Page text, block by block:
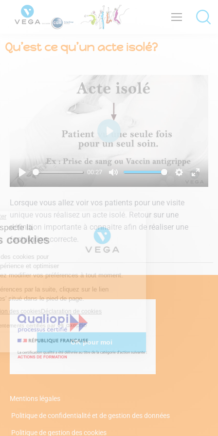
Qu’est ce qu’un acte isolé?
00:27
Settings
Enter
Play
Lorsque vous allez voir vos patients pour une visite
unique vous réalisez un acte isolé. Retour sur une
définition importante à connaitre afin de réaliser une
facturation correcte.
Mentions légales
Politique de confidentialité et de gestion des données
Politique de gestion des cookies